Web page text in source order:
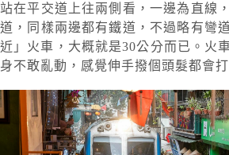
站在平交道上往兩側看，一邊為直線
道，同樣兩邊都有鐵道，不過略有彎
近」火車，大概就是30公分而已。火
身不敢亂動，感覺伸手撥個頭髮都會打